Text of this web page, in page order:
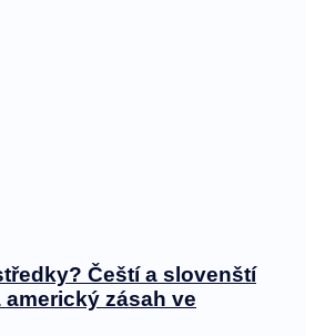
Čeští a slovenští
zásah ve